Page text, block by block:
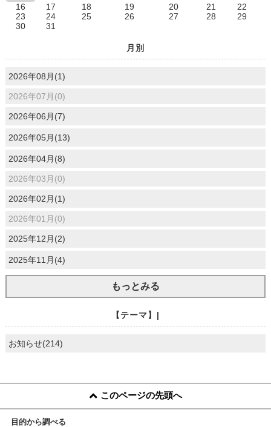
16
17 18 19 20 21
22
23
24 25 26 27 28
29
30
31
月別
2026年08月(1)
2026年07月(0)
2026年06月(7)
2026年05月(13)
2026年04月(8)
2026年03月(0)
2026年02月(1)
2026年01月(0)
2025年12月(2)
2025年11月(4)
もっとみる
【テーマ】|
お知らせ(214)
このページの先頭へ
目的から調べる